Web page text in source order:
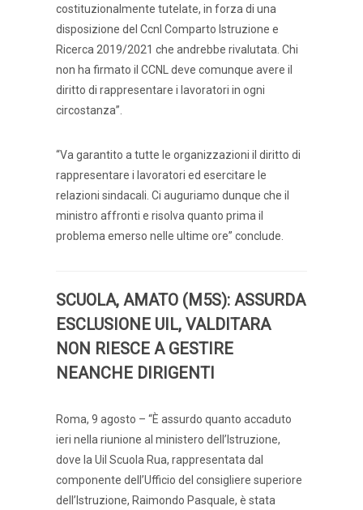
costituzionalmente tutelate, in forza di una
disposizione del Ccnl Comparto Istruzione e
Ricerca 2019/2021 che andrebbe rivalutata. Chi
non ha firmato il CCNL deve comunque avere il
diritto di rappresentare i lavoratori in ogni
circostanza”.
“Va garantito a tutte le organizzazioni il diritto di
rappresentare i lavoratori ed esercitare le
relazioni sindacali. Ci auguriamo dunque che il
ministro affronti e risolva quanto prima il
problema emerso nelle ultime ore” conclude.
SCUOLA, AMATO (M5S): ASSURDA
ESCLUSIONE UIL, VALDITARA
NON RIESCE A GESTIRE
NEANCHE DIRIGENTI
Roma, 9 agosto – “È assurdo quanto accaduto
ieri nella riunione al ministero dell’Istruzione,
dove la Uil Scuola Rua, rappresentata dal
componente dell’Ufficio del consigliere superiore
dell’Istruzione, Raimondo Pasquale, è stata